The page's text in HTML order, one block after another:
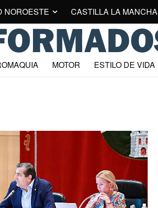
NOROESTE CASTILLA LA MANCHA
MOTOR ESTILO DE VIDA